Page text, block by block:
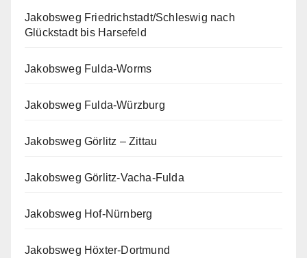
Jakobsweg Friedrichstadt/Schleswig nach
Glückstadt bis Harsefeld
Jakobsweg Fulda-Worms
Jakobsweg Fulda-Würzburg
Jakobsweg Görlitz – Zittau
Jakobsweg Görlitz-Vacha-Fulda
Jakobsweg Hof-Nürnberg
Jakobsweg Höxter-Dortmund